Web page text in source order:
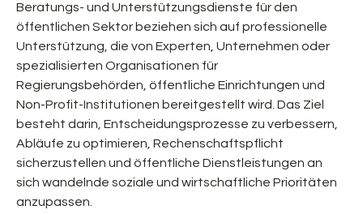
Beratungs- und Unterstützungsdienste für den
öffentlichen Sektor beziehen sich auf professionelle
Unterstützung, die von Experten, Unternehmen oder
spezialisierten Organisationen für
Regierungsbehörden, öffentliche Einrichtungen und
Non-Profit-Institutionen bereitgestellt wird. Das Ziel
besteht darin, Entscheidungsprozesse zu verbessern,
Abläufe zu optimieren, Rechenschaftspflicht
sicherzustellen und öffentliche Dienstleistungen an
sich wandelnde soziale und wirtschaftliche Prioritäten
anzupassen.